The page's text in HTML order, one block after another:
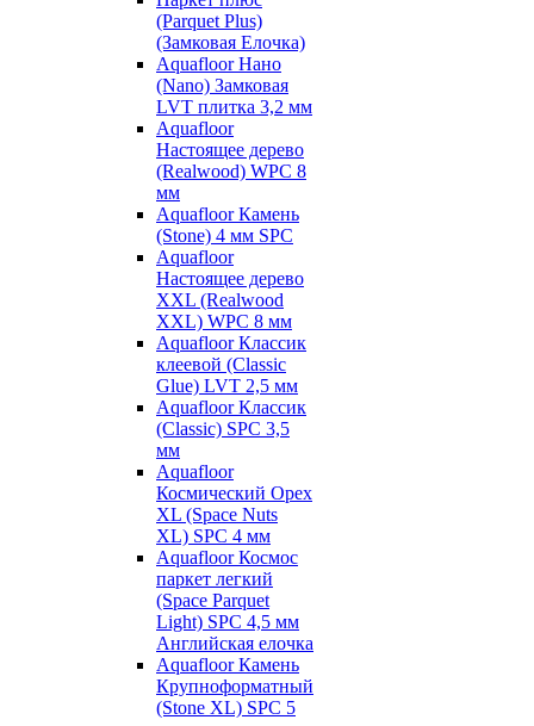
(Parquet Plus)
(Замковая Елочка)
Aquafloor Нано
(Nano) Замковая
LVT плитка 3,2 мм
Aquafloor
Настоящее дерево
(Realwood) WPC 8
мм
Aquafloor Камень
(Stone) 4 мм SPC
Aquafloor
Настоящее дерево
XXL (Realwood
XXL) WPC 8 мм
Aquafloor Классик
клеевой (Classic
Glue) LVT 2,5 мм
Aquafloor Классик
(Classic) SPC 3,5
мм
Aquafloor
Космический Орех
XL (Space Nuts
XL) SPC 4 мм
Aquafloor Космос
паркет легкий
(Space Parquet
Light) SPC 4,5 мм
Английская елочка
Aquafloor Камень
Крупноформатный
(Stone XL) SPC 5